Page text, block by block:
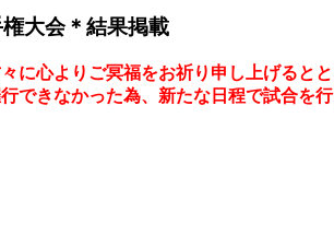
大会＊結果掲載
心よりご冥福をお祈り申し上げると
きなかった為、新たな日程で試合を